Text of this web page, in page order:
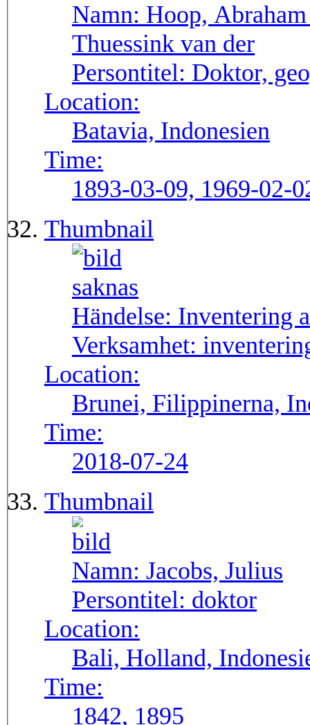
Namn: Hoop,
Thuessink van der
Persontitel: Doktor,
Location:
Batavia, Indonesien
Time:
1893-03-09, 1969-02-
Thumbnail
Händelse: Inventering
Verksamhet:
Location:
Brunei, Filippinerna,
Time:
2018-07-24
Thumbnail
Namn: Jacobs, Julius
Persontitel: doktor
Location:
Bali, Holland,
Time:
1842, 1895